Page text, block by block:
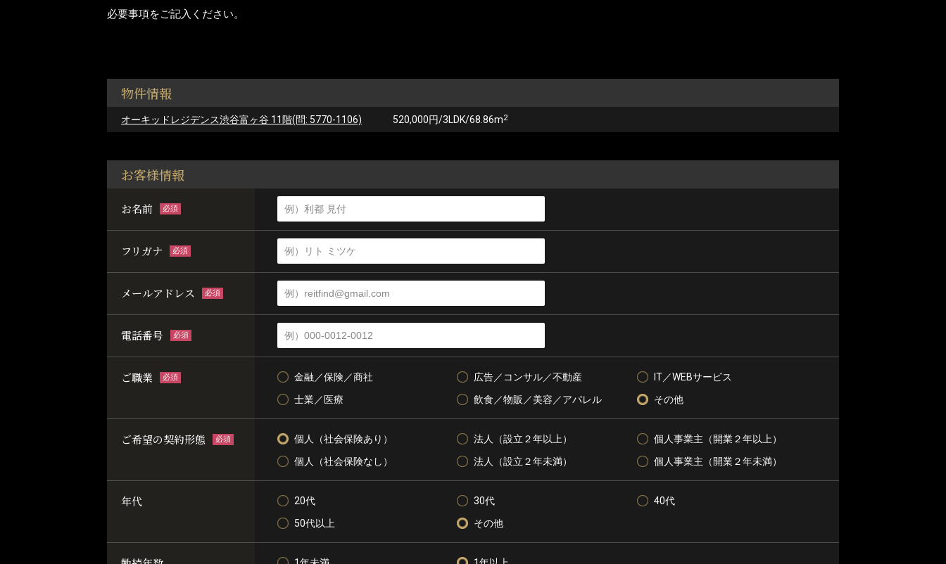
必要事項をご記入ください。
物件情報
オーキッドレジデンス渋谷富ヶ谷 11階(問: 5770-1106) 520,000円/3LDK/68.86m2
お客様情報
お名前 必須
フリガナ 必須
メールアドレス 必須
電話番号 必須
ご職業 必須 金融／保険／商社 広告／コンサル／不動産
IT／WEBサービス
士業／医療
飲食／物販／美容／アパレル その他
ご希望の契約形態 必須 個人（社会保険あり） 法人（設立２年以上）
個人事業主（開業２年以上）
個人（社会保険なし）
法人（設立２年未満） 個人事業主（開業２年未満）
年代 20代 30代
40代
50代以上
その他